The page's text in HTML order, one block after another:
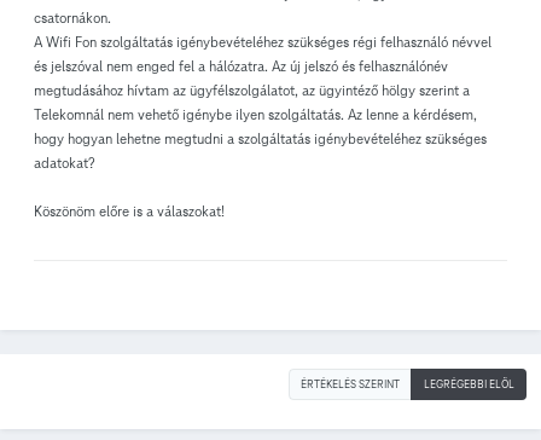
csatornákon.
A Wifi Fon szolgáltatás igénybevételéhez szükséges régi felhasználó névvel
és jelszóval nem enged fel a hálózatra. Az új jelszó és felhasználónév
megtudásához hívtam az ügyfélszolgálatot, az ügyintéző hölgy szerint a
Telekomnál nem vehető igénybe ilyen szolgáltatás. Az lenne a kérdésem,
hogy hogyan lehetne megtudni a szolgáltatás igénybevételéhez szükséges
adatokat?
Köszönöm előre is a válaszokat!
ÉRTÉKELÉS SZERINT LEGRÉGEBBI ELÖL